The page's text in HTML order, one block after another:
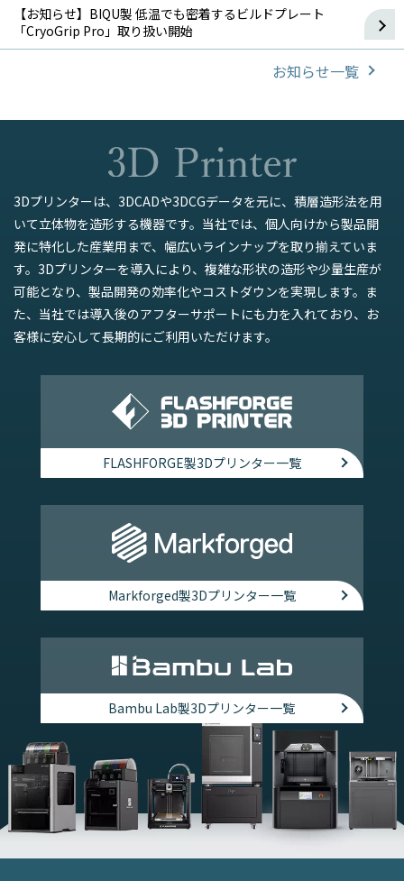
【お知らせ】BIQU製 低温でも密着するビルドプレート
「CryoGrip Pro」取り扱い開始
お知らせ一覧
3Dプリンターは、3DCADや3DCGデータを元に、積層造形法を用
いて立体物を造形する機器です。当社では、個人向けから製品開
発に特化した産業用まで、幅広いラインナップを取り揃えていま
す。3Dプリンターを導入により、複雑な形状の造形や少量生産が
可能となり、製品開発の効率化やコストダウンを実現します。ま
た、当社では導入後のアフターサポートにも力を入れており、お
客様に安心して長期的にご利用いただけます。
FLASHFORGE製3Dプリンター一覧
Markforged製3Dプリンター一覧
Bambu Lab製3Dプリンター一覧